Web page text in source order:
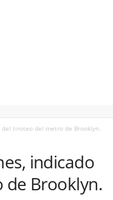
del tiroteo del metro de Brooklyn.
indicado
Brooklyn.